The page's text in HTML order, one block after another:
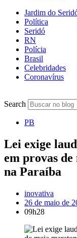
Jardim do
Política
Seridó
RN
Polícia
Brasil
Celebridades
Coronavírus
Search
PB
Lei exige
em provas
na Paraíba
inovativa
26 de maio de
09h28